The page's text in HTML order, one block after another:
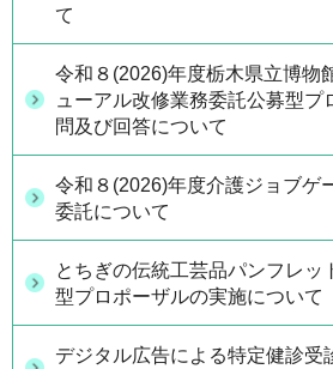
て
令和８(2026)年度栃木県立博物
ューアル改修業務委託公募型プ
問及び回答について
令和８(2026)年度介護ジョブゲ
委託について
とちぎの伝統工芸品パンフレッ
型プロポーザルの実施について
デジタル広告による特定健診受